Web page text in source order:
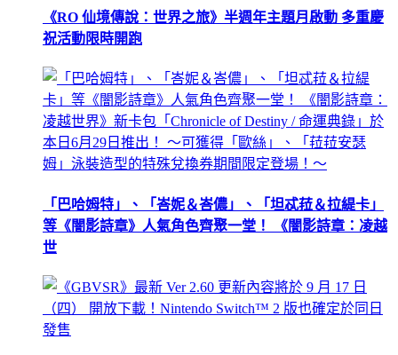
《RO 仙境傳說：世界之旅》半週年主題月啟動 多重慶
祝活動限時開跑
「巴哈姆特」、「峇妮＆峇儂」、「坦忒菈＆拉緹卡」
等《闇影詩章》人氣角色齊聚一堂！ 《闇影詩章：凌越
世